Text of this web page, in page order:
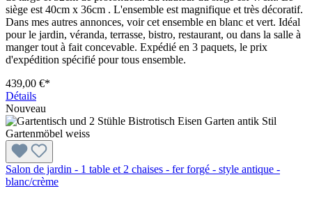
siège est 40cm x 36cm . L'ensemble est magnifique et très décoratif.
Dans mes autres annonces, voir cet ensemble en blanc et vert. Idéal
pour le jardin, véranda, terrasse, bistro, restaurant, ou dans la salle à
manger tout à fait concevable. Expédié en 3 paquets, le prix
d'expédition spécifié pour tous ensemble.
439,00 €*
Détails
Nouveau
Salon de jardin - 1 table et 2 chaises - fer forgé - style antique -
blanc/crème